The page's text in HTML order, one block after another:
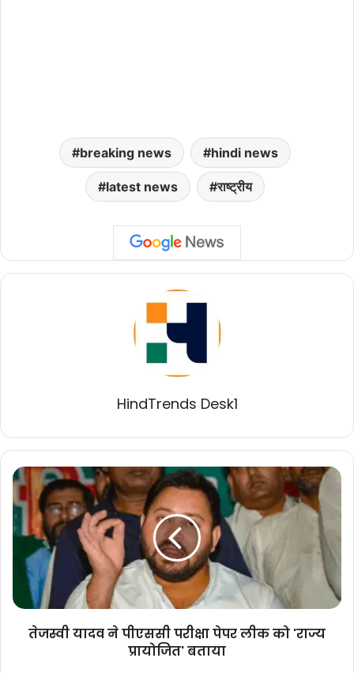
breaking news hindi news
latest news राष्ट्रीय
HindTrends Desk1
तेजस्वी
यादव
ने
पीएससी
परीक्षा
पेपर
लीक
'राज्य
प्रायोजित'
बतायातेजस्वी यादव ने पीएससी परीक्षा पेपर लीक को 'राज्य
प्रायोजित' बताया